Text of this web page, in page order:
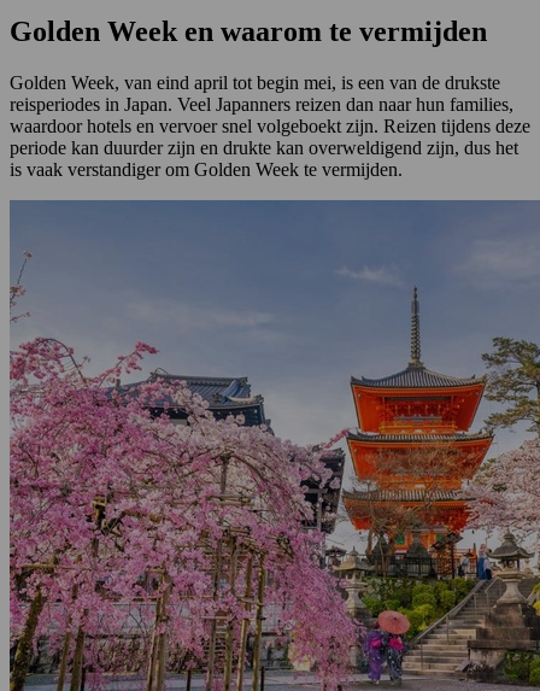
Golden Week en waarom te vermijden
Golden Week, van eind april tot begin mei, is een van de drukste
reisperiodes in Japan. Veel Japanners reizen dan naar hun families,
waardoor hotels en vervoer snel volgeboekt zijn. Reizen tijdens deze
periode kan duurder zijn en drukte kan overweldigend zijn, dus het
is vaak verstandiger om Golden Week te vermijden.